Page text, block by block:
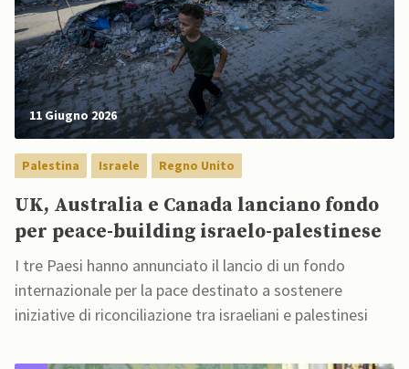
11 Giugno 2026
Palestina Israele Regno Unito
UK, Australia e Canada lanciano fondo
per peace-building israelo-palestinese
I tre Paesi hanno annunciato il lancio di un fondo
internazionale per la pace destinato a sostenere
iniziative di riconciliazione tra israeliani e palestinesi